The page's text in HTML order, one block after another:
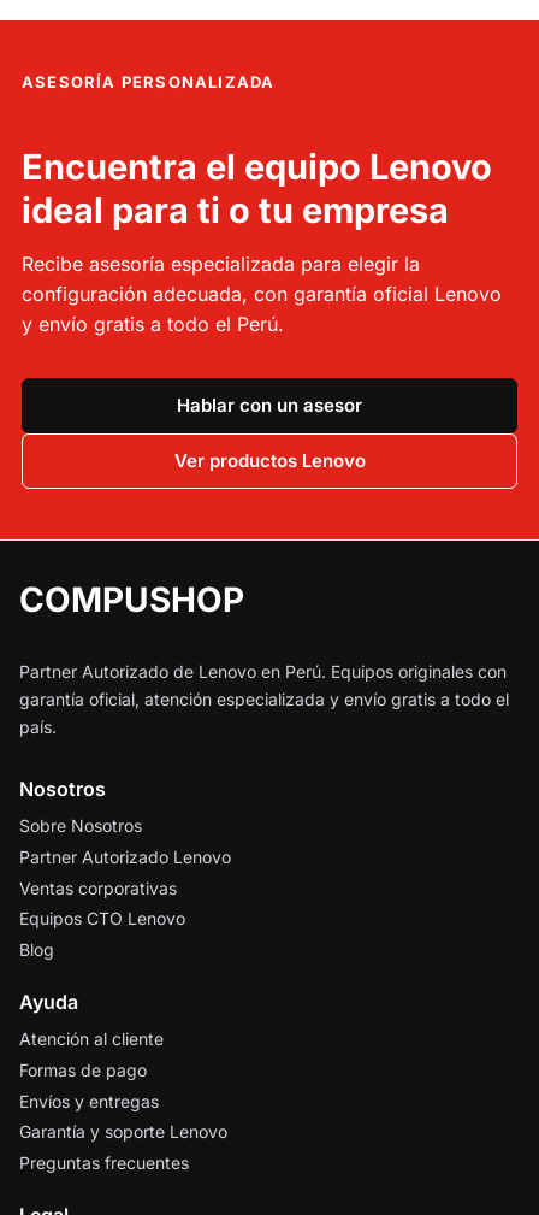
ASESORÍA PERSONALIZADA
Encuentra el equipo Lenovo
ideal para ti o tu empresa
Recibe asesoría especializada para elegir la
configuración adecuada, con garantía oficial Lenovo
y envío gratis a todo el Perú.
Hablar con un asesor
Ver productos Lenovo
COMPUSHOP
Partner Autorizado de Lenovo en Perú. Equipos originales con
garantía oficial, atención especializada y envío gratis a todo el
país.
Nosotros
Sobre Nosotros
Partner Autorizado Lenovo
Ventas corporativas
Equipos CTO Lenovo
Blog
Ayuda
Atención al cliente
Formas de pago
Envíos y entregas
Garantía y soporte Lenovo
Preguntas frecuentes